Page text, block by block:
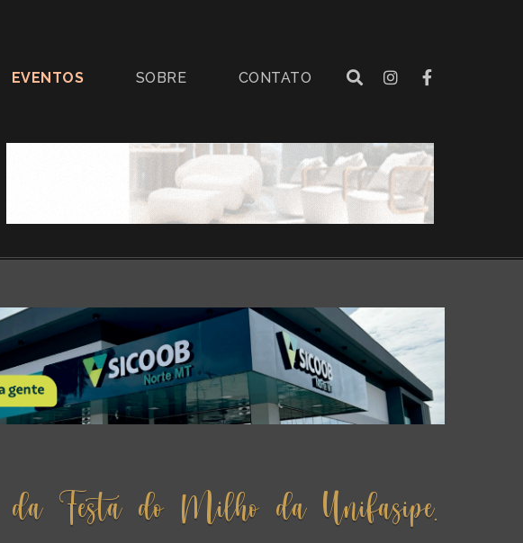
EVENTOS SOBRE CONTATO
da Festa do Milho da Unifasipe.